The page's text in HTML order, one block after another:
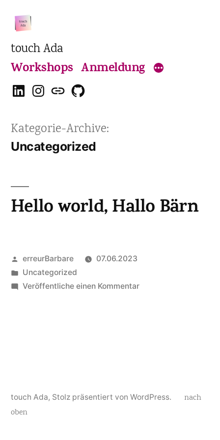
Inhalt
springen
touch Ada
Workshops Anmeldung
LinkedInInstagram
Eventbrite
GitHub
Kategorie-Archive:
Uncategorized
Hello world, Hallo Bärn
Veröffentlicht
von
erreurBarbare
07.06.2023
Veröffentlicht
in
Uncategorized
Veröffentliche einen Kommentarzu
touch Ada, Stolz präsentiert von WordPress.
nach
oben